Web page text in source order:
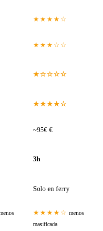
★★★★☆
★★★☆☆
★☆☆☆☆
★★★★☆
~95€ €
3h
Solo en ferry
★★★★☆ menos
masificada